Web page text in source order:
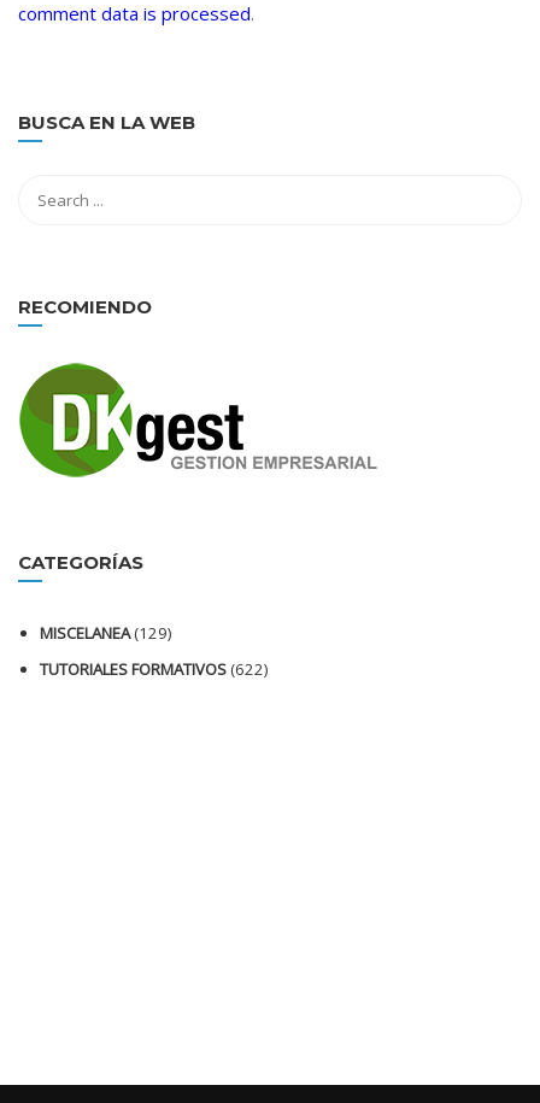
comment data is processed.
BUSCA EN LA WEB
RECOMIENDO
CATEGORÍAS
MISCELANEA(129)
TUTORIALES FORMATIVOS(622)